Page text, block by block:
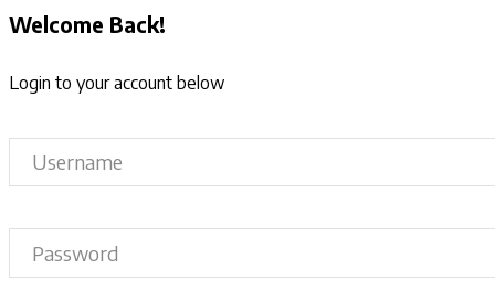
Welcome Back!
Login to your account below